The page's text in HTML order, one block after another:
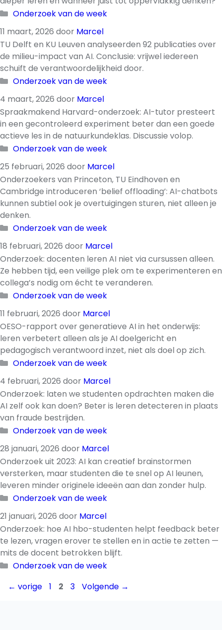
Categorieën
Onderzoek van de week
11 maart, 2026 door Marcel
TU Delft en KU Leuven analyseerden 92 publicaties over
de milieu-impact van AI. Conclusie: vrijwel iedereen
schuift de verantwoordelijkheid door.
Categorieën
Onderzoek van de week
4 maart, 2026 door Marcel
Spraakmakend Harvard-onderzoek: AI-tutor presteert
in een gecontroleerd experiment beter dan een goede
actieve les in de natuurkundeklas. Discussie volop.
Categorieën
Onderzoek van de week
25 februari, 2026 door Marcel
Onderzoekers van Princeton, TU Eindhoven en
Cambridge introduceren ‘belief offloading’: AI-chatbots
kunnen subtiel ook je overtuigingen sturen, niet alleen je
denken.
Categorieën
Onderzoek van de week
18 februari, 2026 door Marcel
Onderzoek: docenten leren AI niet via cursussen alleen.
Ze hebben tijd, een veilige plek om te experimenteren en
collega’s nodig om écht te veranderen.
Categorieën
Onderzoek van de week
11 februari, 2026 door Marcel
OESO-rapport over generatieve AI in het onderwijs:
leren verbetert alleen als je AI doelgericht en
pedagogisch verantwoord inzet, niet als doel op zich.
Categorieën
Onderzoek van de week
4 februari, 2026 door Marcel
Onderzoek: laten we studenten opdrachten maken die
AI zelf ook kan doen? Beter is leren detecteren in plaats
van fraude bestrijden.
Categorieën
Onderzoek van de week
28 januari, 2026 door Marcel
Onderzoek uit 2023: AI kan creatief brainstormen
versterken, maar studenten die te snel op AI leunen,
leveren minder originele ideeën aan dan zonder hulp.
Categorieën
Onderzoek van de week
21 januari, 2026 door Marcel
Onderzoek: hoe AI hbo-studenten helpt feedback beter
te lezen, vragen erover te stellen en in actie te zetten —
mits de docent betrokken blijft.
Categorieën
Onderzoek van de week
← vorige Pagina
1 Pagina
2 Pagina
3 Volgende →